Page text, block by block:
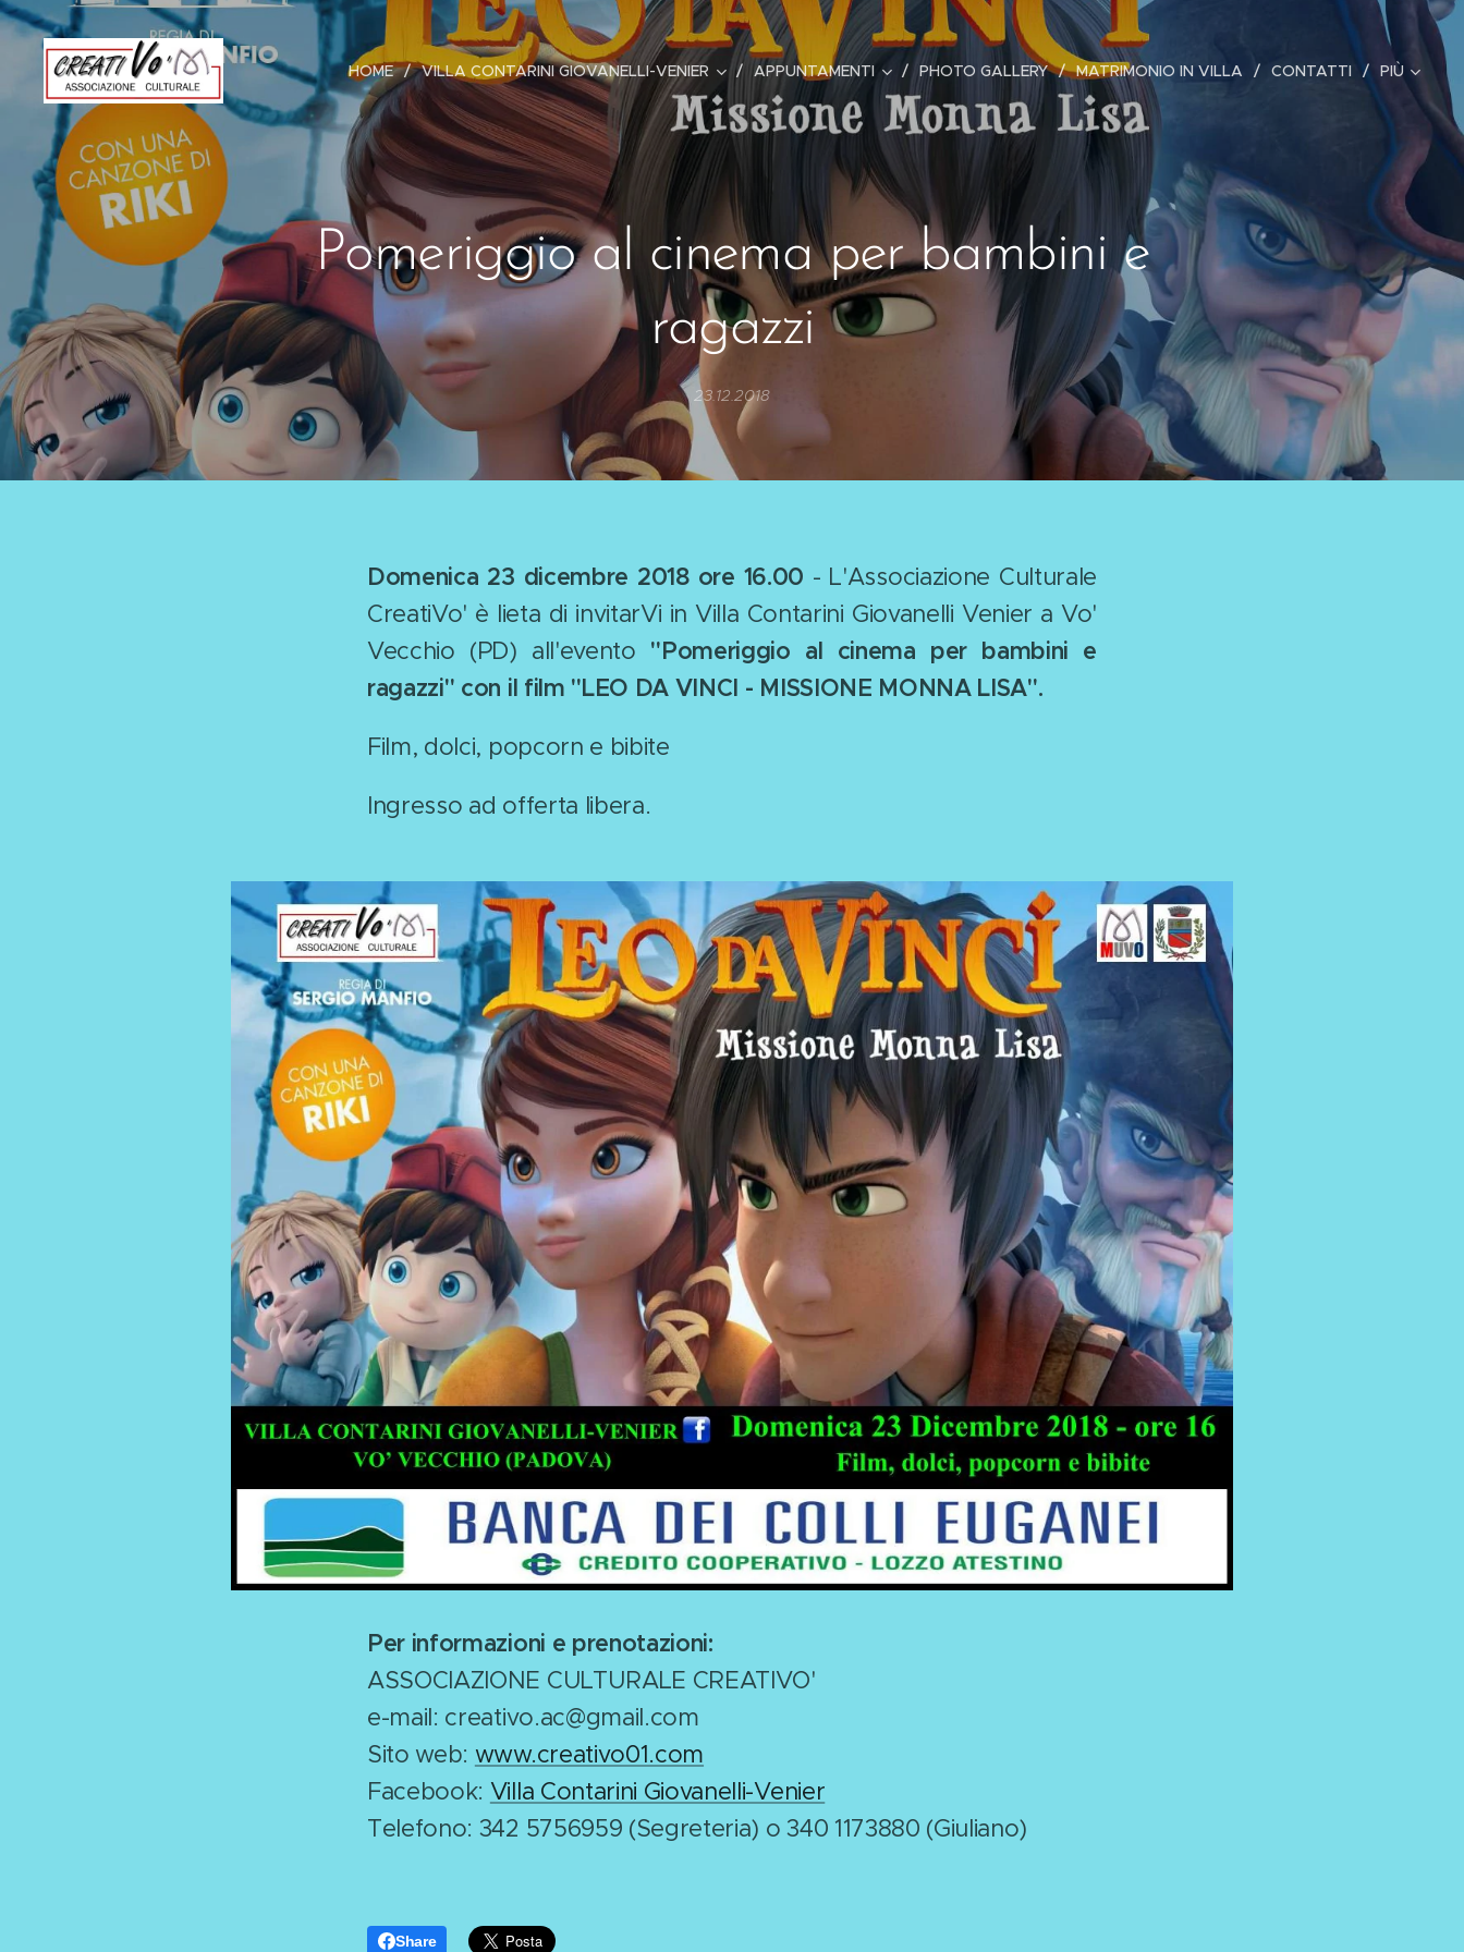
HOME VILLA CONTARINI GIOVANELLI-VENIER APPUNTAMENTI PHOTO GALLERY MATRIMONIO IN VILLA CONTATTI PIÙ
Pomeriggio al cinema per bambini e
ragazzi
23.12.2018
Domenica 23 dicembre 2018 ore 16.00 - L'Associazione Culturale
CreatiVo' è lieta di invitarVi in Villa Contarini Giovanelli Venier a Vo'
Vecchio (PD) all'evento "Pomeriggio al cinema per bambini e
ragazzi" con il film "LEO DA VINCI - MISSIONE MONNA LISA".
Film, dolci, popcorn e bibite
Ingresso ad offerta libera.
Per informazioni e prenotazioni:
ASSOCIAZIONE CULTURALE CREATIVO'
e-mail: creativo.ac@gmail.com
Sito web: www.creativo01.com
Facebook: Villa Contarini Giovanelli-Venier
Telefono: 342 5756959 (Segreteria) o 340 1173880 (Giuliano)
Share